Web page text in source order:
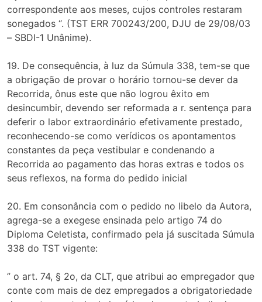
correspondente aos meses, cujos controles restaram
sonegados “. (TST ERR 700243/200, DJU de 29/08/03
– SBDI-1 Unânime).
19. De consequência, à luz da Súmula 338, tem-se que
a obrigação de provar o horário tornou-se dever da
Recorrida, ônus este que não logrou êxito em
desincumbir, devendo ser reformada a r. sentença para
deferir o labor extraordinário efetivamente prestado,
reconhecendo-se como verídicos os apontamentos
constantes da peça vestibular e condenando a
Recorrida ao pagamento das horas extras e todos os
seus reflexos, na forma do pedido inicial
20. Em consonância com o pedido no libelo da Autora,
agrega-se a exegese ensinada pelo artigo 74 do
Diploma Celetista, confirmado pela já suscitada Súmula
338 do TST vigente:
” o art. 74, § 2o, da CLT, que atribui ao empregador que
conte com mais de dez empregados a obrigatoriedade